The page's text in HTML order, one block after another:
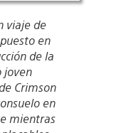
viaje de
en
de la
joven
Crimson
en
mientras